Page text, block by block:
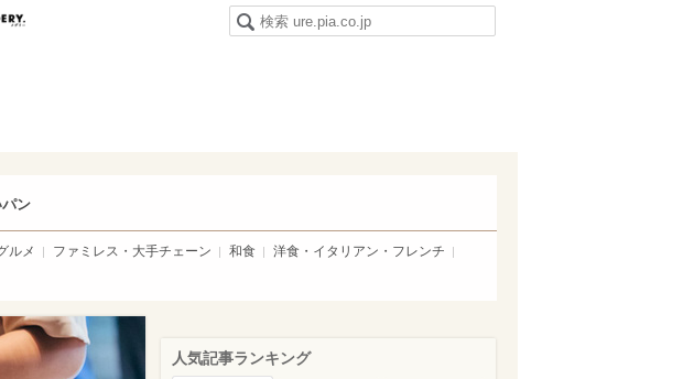
肉
パン
ルメ ファミレス・大手チェーン 和食
洋食・イタリアン・フレンチ
人気記事ランキング